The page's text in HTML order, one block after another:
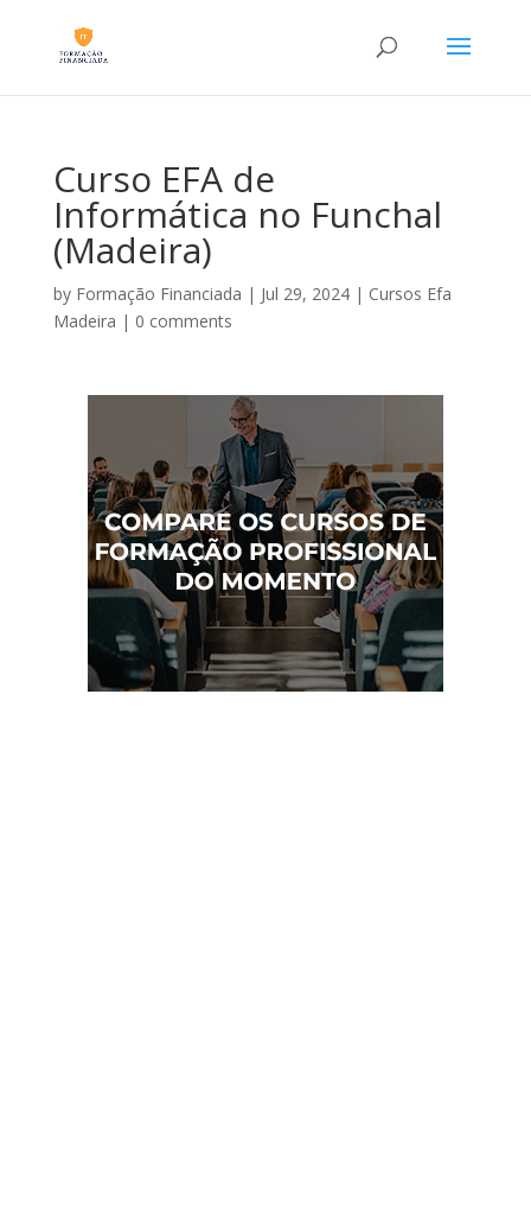
Curso EFA de
Informática no Funchal
(Madeira)
by Formação Financiada | Jul 29, 2024| Cursos Efa
Madeira | 0 comments